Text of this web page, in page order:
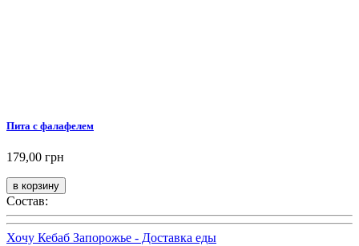
Пита с фалафелем
179,00 грн
Состав:
Хочу Кебаб Запорожье - Доставка еды